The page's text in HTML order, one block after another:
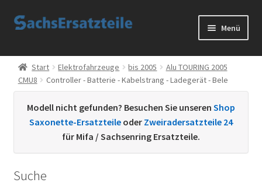
Zur
Zum
Menü
Start
AGB
Datenschutzerklärung
Kontakt
Start Elektrofahrzeuge bis 2005
Alu TOURING 2005
CMU8
Controller - Batterie - Kabelstrang - Ladegerät - Bele
Modell nicht gefunden? Besuchen Sie unseren Shop
Saxonette-Ersatzteile oder Zweiradersatzteile 24
für Mifa / Sachsenring Ersatzteile.
Suche